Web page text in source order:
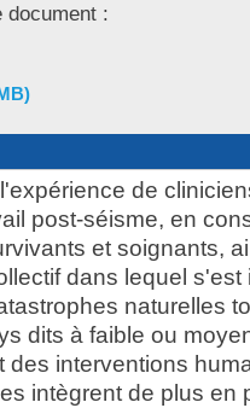
:
de
post-séisme, en
et soignants,
dans lequel s'est
naturelles
dits à faible ou
des interventions
intègrent de plus en